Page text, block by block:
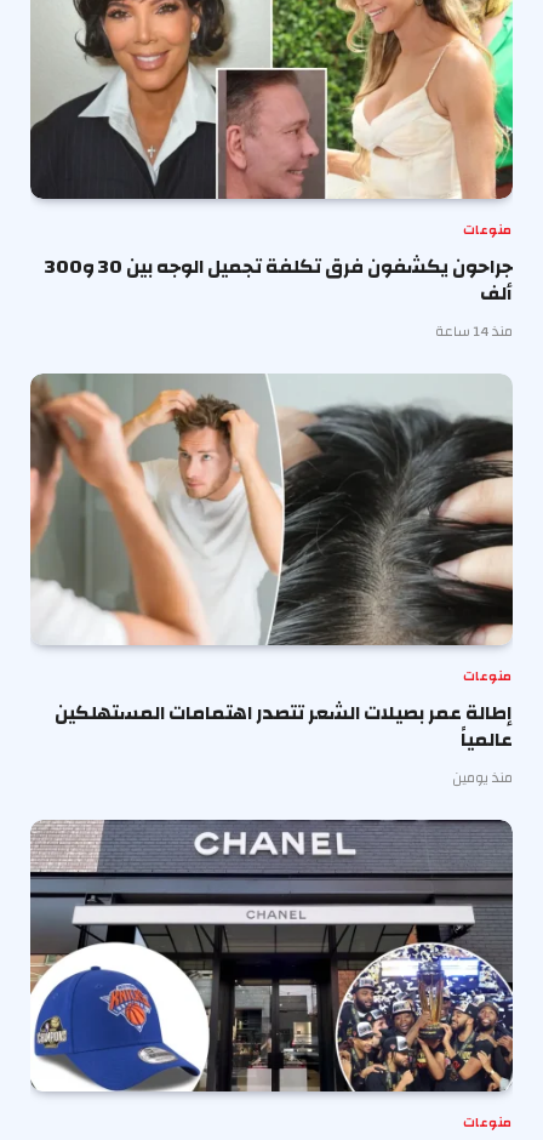
منوعات
جراحون يكشفون فرق تكلفة تجميل الوجه بين 30 و300
ألف
منذ 14 ساعة
منوعات
إطالة عمر بصيلات الشعر تتصدر اهتمامات المستهلكين
عالمياً
منذ يومين
منوعات